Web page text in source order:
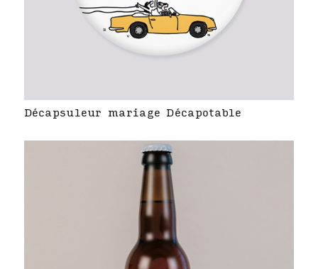
Décapsuleur mariage Décapotable